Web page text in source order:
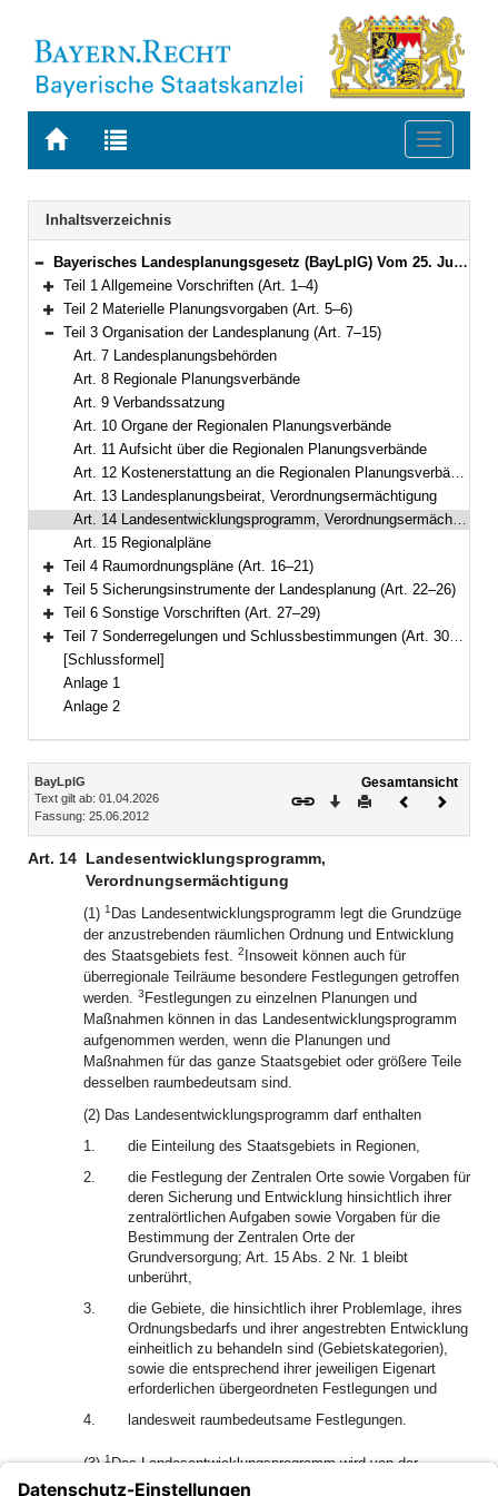
Zur
BAYERN.RECHT
Zur
letzten
Suche
Toggle
Navigation
Inhaltsverzeichnis
Bereich reduzieren
Bayerisches Landesplanungsgesetz (BayLplG) Vom 25. Juni 2012 (GVBl. S. 254) BayRS 230-1-W (Art. 1–34)
Bereich erweitern
Teil 1 Allgemeine Vorschriften (Art. 1–4)
Bereich erweitern
Teil 2 Materielle Planungsvorgaben (Art. 5–6)
Bereich reduzieren
Teil 3 Organisation der Landesplanung (Art. 7–15)
Art. 7 Landesplanungsbehörden
Art. 8 Regionale Planungsverbände
Art. 9 Verbandssatzung
Art. 10 Organe der Regionalen Planungsverbände
Art. 11 Aufsicht über die Regionalen Planungsverbände
Art. 12 Kostenerstattung an die Regionalen Planungsverbände, Verordnungsermächtigung
Art. 13 Landesplanungsbeirat, Verordnungsermächtigung
Art. 14 Landesentwicklungsprogramm, Verordnungsermächtigung
Art. 15 Regionalpläne
Bereich erweitern
Teil 4 Raumordnungspläne (Art. 16–21)
Bereich erweitern
Teil 5 Sicherungsinstrumente der Landesplanung (Art. 22–26)
Bereich erweitern
Teil 6 Sonstige Vorschriften (Art. 27–29)
Bereich erweitern
Teil 7 Sonderregelungen und Schlussbestimmungen (Art. 30–34)
[Schlussformel]
Anlage 1
Anlage 2
Inhalt
BayLplG
Text gilt ab: 01.04.2026
Fassung: 25.06.2012
Gesamtansicht
Download
DruckenVorheriges
Art. 14 Landesentwicklungsprogramm,
Verordnungsermächtigung
(1) 1 Das Landesentwicklungsprogramm legt die Grundzüge
der anzustrebenden räumlichen Ordnung und Entwicklung
des Staatsgebiets fest. 2 Insoweit können auch für
überregionale Teilräume besondere Festlegungen getroffen
werden. 3 Festlegungen zu einzelnen Planungen und
Maßnahmen können in das Landesentwicklungsprogramm
aufgenommen werden, wenn die Planungen und
Maßnahmen für das ganze Staatsgebiet oder größere Teile
desselben raumbedeutsam sind.
(2) Das Landesentwicklungsprogramm darf enthalten
1.
die Einteilung des Staatsgebiets in Regionen,
2.
die Festlegung der Zentralen Orte sowie Vorgaben für
deren Sicherung und Entwicklung hinsichtlich ihrer
zentralörtlichen Aufgaben sowie Vorgaben für die
Bestimmung der Zentralen Orte der
Grundversorgung; Art. 15 Abs. 2 Nr. 1 bleibt
unberührt,
3.
die Gebiete, die hinsichtlich ihrer Problemlage, ihres
Ordnungsbedarfs und ihrer angestrebten Entwicklung
einheitlich zu behandeln sind (Gebietskategorien),
sowie die entsprechend ihrer jeweiligen Eigenart
erforderlichen übergeordneten Festlegungen und
4.
landesweit raumbedeutsame Festlegungen.
(3)1Das Landesentwicklungsprogramm wird von der
obersten Landesplanungsbehörde ausgearbeitet.